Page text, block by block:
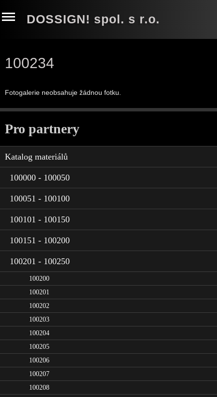
DOSSIGN! spol. s r.o.
100234
Fotogalerie neobsahuje žádnou fotku.
Pro partnery
Katalog materiálů
100000 - 100050
100051 - 100100
100101 - 100150
100151 - 100200
100201 - 100250
100200
100201
100202
100203
100204
100205
100206
100207
100208